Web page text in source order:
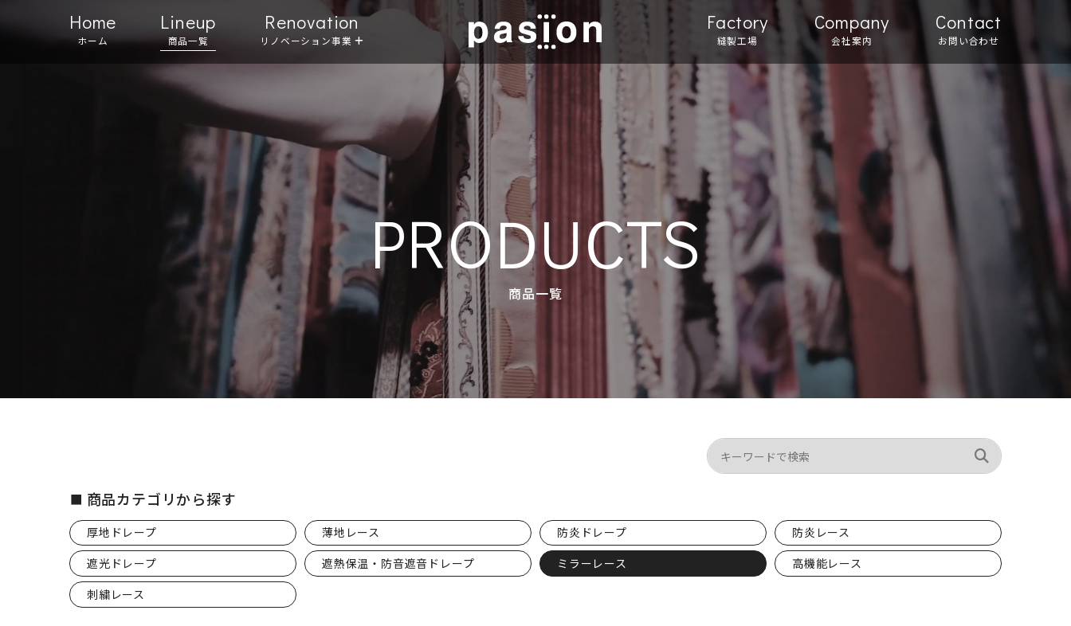
Home
ホーム
Lineup
商品一覧
Renovation
リノベーション事業
Factory
縫製工場
Company
会社案内
Contact
お問い合わせ
PRODUCTS
商品一覧
商品カテゴリから探す
厚地ドレープ 薄地レース 防炎ドレープ
防炎レース
遮光ドレープ
遮熱保温・防音遮音ドレープ ミラーレース
高機能レース
刺繍レース